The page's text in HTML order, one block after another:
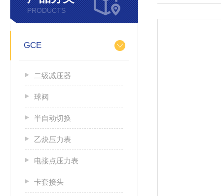
PRODUCTS
GCE
二级减压器
球阀
半自动切换
乙炔压力表
电接点压力表
卡套接头